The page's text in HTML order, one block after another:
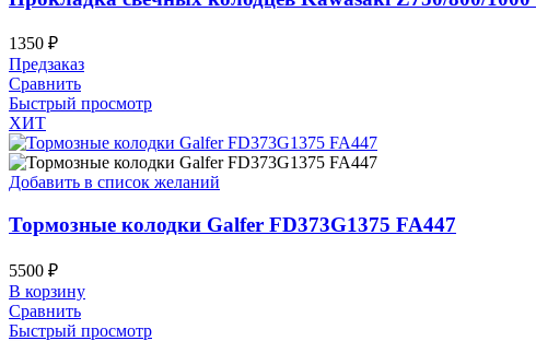
1350 ₽
Предзаказ
Сравнить
Быстрый просмотр
ХИТ
Добавить в список желаний
Тормозные колодки Galfer FD373G1375 FA447
5500 ₽
В корзину
Сравнить
Быстрый просмотр